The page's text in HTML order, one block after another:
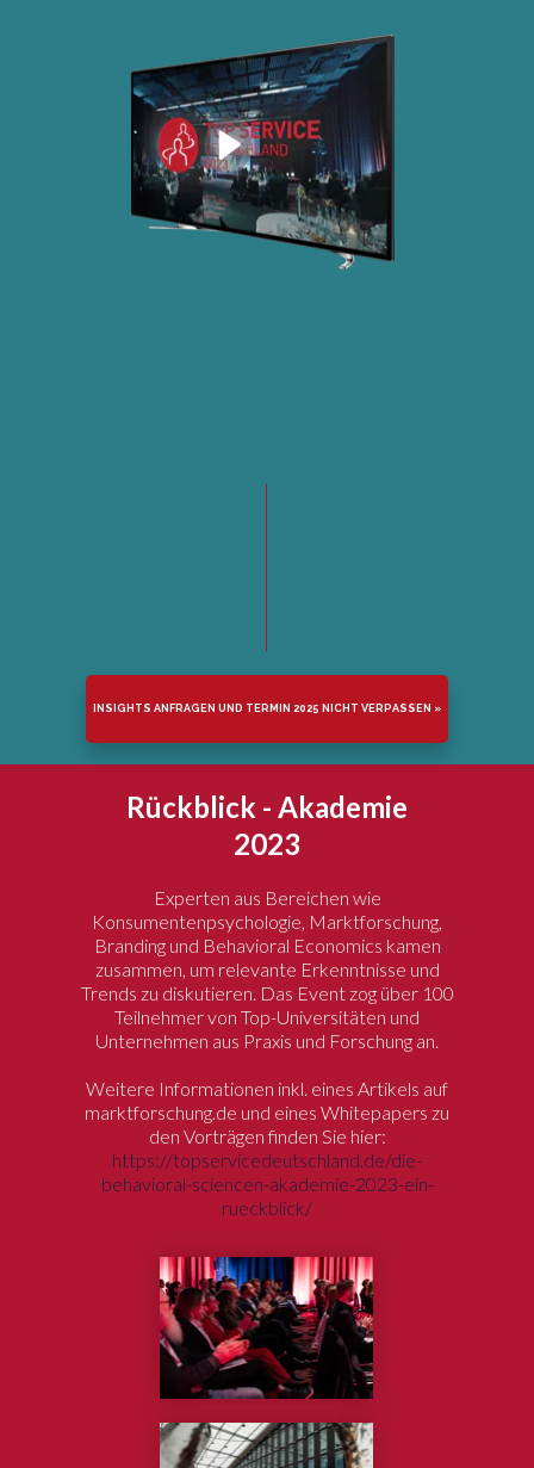
INSIGHTS ANFRAGEN UND TERMIN 2025 NICHT VERPASSEN »
Rückblick - Akademie
2023
Experten aus Bereichen wie
Konsumentenpsychologie, Marktforschung,
Branding und Behavioral Economics kamen
zusammen, um relevante Erkenntnisse und
Trends zu diskutieren. Das Event zog über 100
Teilnehmer von Top-Universitäten und
Unternehmen aus Praxis und Forschung an.
Weitere Informationen inkl. eines Artikels auf
marktforschung.de und eines Whitepapers zu
den Vorträgen finden Sie hier:
https://topservicedeutschland.de/die-
behavioral-sciencen-akademie-2023-ein-
rueckblick/